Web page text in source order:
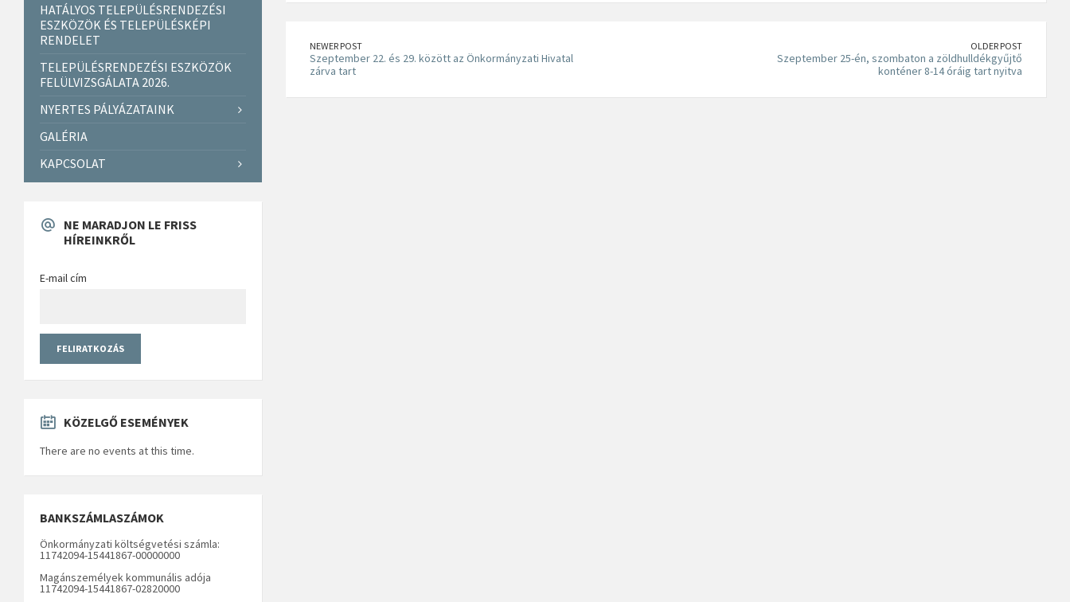
NEWER POST
Szeptember 22. és 29. között az Önkormányzati Hivatal
zárva tart
OLDER POST
Szeptember 25-én, szombaton a zöldhulldékgyűjtő
konténer 8-14 óráig tart nyitva
HATÁLYOS TELEPÜLÉSRENDEZÉSI
ESZKÖZÖK ÉS TELEPÜLÉSKÉPI
RENDELET
TELEPÜLÉSRENDEZÉSI ESZKÖZÖK
FELÜLVIZSGÁLATA 2026.
NYERTES PÁLYÁZATAINK
GALÉRIA
KAPCSOLAT
NE MARADJON LE FRISS
HÍREINKRŐL
E-mail cím
KÖZELGŐ ESEMÉNYEK
There are no events at this time.
BANKSZÁMLASZÁMOK
Önkormányzati költségvetési számla:
11742094-15441867-00000000
Magánszemélyek kommunális adója
11742094-15441867-02820000